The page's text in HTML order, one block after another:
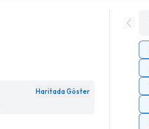
Haritada Göster